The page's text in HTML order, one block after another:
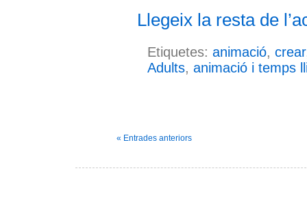
Llegeix la resta de
Etiquetes: animació, crear
Adults, animació i temps
« Entrades anteriors